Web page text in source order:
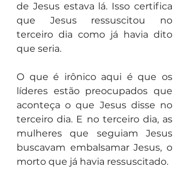
de Jesus estava lá. Isso certifica
que Jesus ressuscitou no
terceiro dia como já havia dito
que seria.
O que é irônico aqui é que os
líderes estão preocupados que
aconteça o que Jesus disse no
terceiro dia. E no terceiro dia, as
mulheres que seguiam Jesus
buscavam embalsamar Jesus, o
morto que já havia ressuscitado.